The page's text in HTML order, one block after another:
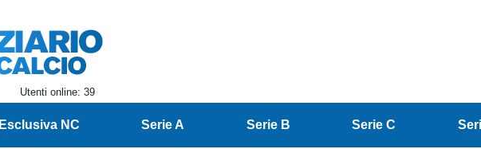
Utenti online: 39
Esclusiva NC Serie A Serie B Serie C